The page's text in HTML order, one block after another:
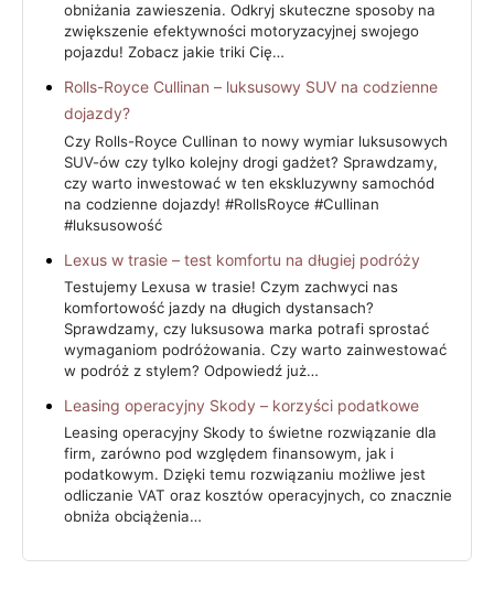
obniżania zawieszenia. Odkryj skuteczne sposoby na
zwiększenie efektywności motoryzacyjnej swojego
pojazdu! Zobacz jakie triki Cię…
Rolls-Royce Cullinan – luksusowy SUV na codzienne
dojazdy?
Czy Rolls-Royce Cullinan to nowy wymiar luksusowych
SUV-ów czy tylko kolejny drogi gadżet? Sprawdzamy,
czy warto inwestować w ten ekskluzywny samochód
na codzienne dojazdy! #RollsRoyce #Cullinan
#luksusowość
Lexus w trasie – test komfortu na długiej podróży
Testujemy Lexusa w trasie! Czym zachwyci nas
komfortowość jazdy na długich dystansach?
Sprawdzamy, czy luksusowa marka potrafi sprostać
wymaganiom podróżowania. Czy warto zainwestować
w podróż z stylem? Odpowiedź już…
Leasing operacyjny Skody – korzyści podatkowe
Leasing operacyjny Skody to świetne rozwiązanie dla
firm, zarówno pod względem finansowym, jak i
podatkowym. Dzięki temu rozwiązaniu możliwe jest
odliczanie VAT oraz kosztów operacyjnych, co znacznie
obniża obciążenia…